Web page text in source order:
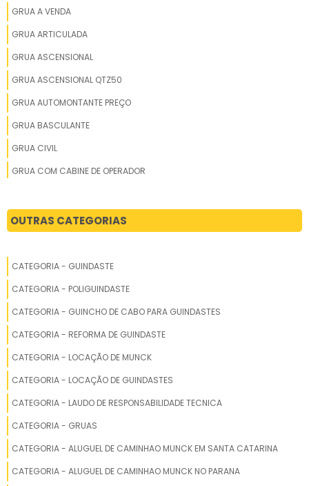
GRUA A VENDA
GRUA ARTICULADA
GRUA ASCENSIONAL
GRUA ASCENSIONAL QTZ50
GRUA AUTOMONTANTE PREÇO
GRUA BASCULANTE
GRUA CIVIL
GRUA COM CABINE DE OPERADOR
GRUA COM TORRE MÓVEL
GRUA CONSTRUÇÃO CIVIL
GRUA CONSTRUÇÃO CIVIL VENDA
GRUA DE CANTEIRO
GRUA DE CANTEIRO COM ALTA PERFORMANCE
GRUA DE CONSTRUÇÃO
GRUA DE CONSTRUÇÃO CIVIL
GRUA DE GRANDE CAPACIDADE PARA ALUGUEL
GRUA DE IÇAMENTO RÁPIDO
GRUA DE OBRA
GRUA DE PREDIO
OUTRAS CATEGORIAS
CATEGORIA - GUINDASTE
CATEGORIA - POLIGUINDASTE
CATEGORIA - GUINCHO DE CABO PARA GUINDASTES
CATEGORIA - REFORMA DE GUINDASTE
CATEGORIA - LOCAÇÃO DE MUNCK
CATEGORIA - LOCAÇÃO DE GUINDASTES
CATEGORIA - LAUDO DE RESPONSABILIDADE TECNICA
CATEGORIA - GRUAS
CATEGORIA - ALUGUEL DE CAMINHAO MUNCK EM SANTA CATARINA
CATEGORIA - ALUGUEL DE CAMINHAO MUNCK NO PARANA